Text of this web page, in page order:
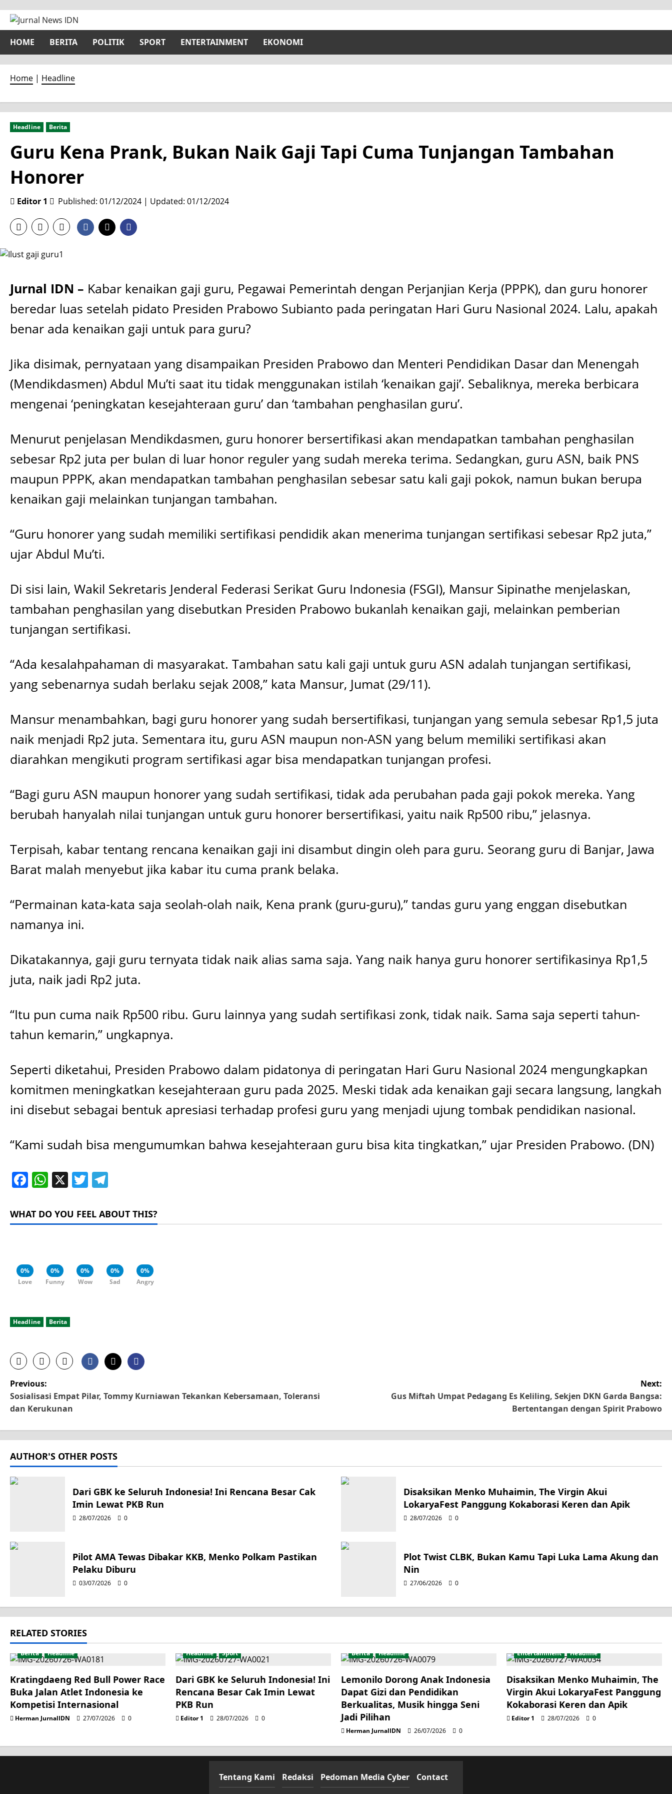
Skip
to
content
HOME BERITA POLITIK SPORT ENTERTAINMENT EKONOMI
Home | Headline
Headline Berita
Guru Kena Prank, Bukan Naik Gaji Tapi Cuma Tunjangan Tambahan
Honorer
Editor 1 Published: 01/12/2024 | Updated: 01/12/2024
Jurnal IDN – Kabar kenaikan gaji guru, Pegawai Pemerintah dengan Perjanjian Kerja (PPPK), dan guru honorer
beredar luas setelah pidato Presiden Prabowo Subianto pada peringatan Hari Guru Nasional 2024. Lalu, apakah
benar ada kenaikan gaji untuk para guru?
Jika disimak, pernyataan yang disampaikan Presiden Prabowo dan Menteri Pendidikan Dasar dan Menengah
(Mendikdasmen) Abdul Mu’ti saat itu tidak menggunakan istilah ‘kenaikan gaji’. Sebaliknya, mereka berbicara
mengenai ‘peningkatan kesejahteraan guru’ dan ‘tambahan penghasilan guru’.
Menurut penjelasan Mendikdasmen, guru honorer bersertifikasi akan mendapatkan tambahan penghasilan
sebesar Rp2 juta per bulan di luar honor reguler yang sudah mereka terima. Sedangkan, guru ASN, baik PNS
maupun PPPK, akan mendapatkan tambahan penghasilan sebesar satu kali gaji pokok, namun bukan berupa
kenaikan gaji melainkan tunjangan tambahan.
“Guru honorer yang sudah memiliki sertifikasi pendidik akan menerima tunjangan sertifikasi sebesar Rp2 juta,”
ujar Abdul Mu’ti.
Di sisi lain, Wakil Sekretaris Jenderal Federasi Serikat Guru Indonesia (FSGI), Mansur Sipinathe menjelaskan,
tambahan penghasilan yang disebutkan Presiden Prabowo bukanlah kenaikan gaji, melainkan pemberian
tunjangan sertifikasi.
“Ada kesalahpahaman di masyarakat. Tambahan satu kali gaji untuk guru ASN adalah tunjangan sertifikasi,
yang sebenarnya sudah berlaku sejak 2008,” kata Mansur, Jumat (29/11).
Mansur menambahkan, bagi guru honorer yang sudah bersertifikasi, tunjangan yang semula sebesar Rp1,5 juta
naik menjadi Rp2 juta. Sementara itu, guru ASN maupun non-ASN yang belum memiliki sertifikasi akan
diarahkan mengikuti program sertifikasi agar bisa mendapatkan tunjangan profesi.
“Bagi guru ASN maupun honorer yang sudah sertifikasi, tidak ada perubahan pada gaji pokok mereka. Yang
berubah hanyalah nilai tunjangan untuk guru honorer bersertifikasi, yaitu naik Rp500 ribu,” jelasnya.
Terpisah, kabar tentang rencana kenaikan gaji ini disambut dingin oleh para guru. Seorang guru di Banjar, Jawa
Barat malah menyebut jika kabar itu cuma prank belaka.
“Permainan kata-kata saja seolah-olah naik, Kena prank (guru-guru),” tandas guru yang enggan disebutkan
namanya ini.
Dikatakannya, gaji guru ternyata tidak naik alias sama saja. Yang naik hanya guru honorer sertifikasinya Rp1,5
juta, naik jadi Rp2 juta.
“Itu pun cuma naik Rp500 ribu. Guru lainnya yang sudah sertifikasi zonk, tidak naik. Sama saja seperti tahun-
tahun kemarin,” ungkapnya.
Seperti diketahui, Presiden Prabowo dalam pidatonya di peringatan Hari Guru Nasional 2024 mengungkapkan
komitmen meningkatkan kesejahteraan guru pada 2025. Meski tidak ada kenaikan gaji secara langsung, langkah
ini disebut sebagai bentuk apresiasi terhadap profesi guru yang menjadi ujung tombak pendidikan nasional.
“Kami sudah bisa mengumumkan bahwa kesejahteraan guru bisa kita tingkatkan,” ujar Presiden Prabowo. (DN)
Facebook
WhatsApp
X Twitter
WHAT DO YOU FEEL ABOUT THIS?
0%
Love
0%
Funny
0%
Wow
0%
Sad
0%
Angry
Headline Berita
P
o
s
t
n
g
i
o
n
Previous:
Sosialisasi Empat Pilar, Tommy Kurniawan Tekankan Kebersamaan, Toleransi
dan Kerukunan
Next:
Gus Miftah Umpat Pedagang Es Keliling, Sekjen DKN Garda Bangsa:
Bertentangan dengan Spirit Prabowo
AUTHOR'S OTHER POSTS
Dari GBK ke Seluruh Indonesia! Ini Rencana Besar Cak
Imin Lewat PKB Run
28/07/2026 0
Disaksikan Menko Muhaimin, The Virgin Akui
LokaryaFest Panggung Kokaborasi Keren dan Apik
28/07/2026 0
Pilot AMA Tewas Dibakar KKB, Menko Polkam Pastikan
Pelaku Diburu
03/07/2026 0
Plot Twist CLBK, Bukan Kamu Tapi Luka Lama Akung dan
Nin
27/06/2026 0
RELATED STORIES
Berita Headline
Kratingdaeng Red Bull Power Race
Buka Jalan Atlet Indonesia ke
Kompetisi Internasional
Herman JurnalIDN 27/07/2026 0
Headline Sport
Dari GBK ke Seluruh Indonesia! Ini
Rencana Besar Cak Imin Lewat
PKB Run
Editor 1 28/07/2026 0
Berita Headline
Lemonilo Dorong Anak Indonesia
Dapat Gizi dan Pendidikan
Berkualitas, Musik hingga Seni
Jadi Pilihan
Herman JurnalIDN 26/07/2026 0
Entertainment Headline
Disaksikan Menko Muhaimin, The
Virgin Akui LokaryaFest Panggung
Kokaborasi Keren dan Apik
Editor 1 28/07/2026 0
Tentang Kami Redaksi Pedoman Media Cyber Contact